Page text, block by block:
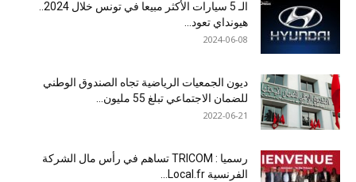
هيونداي تعود...
2024-06-08
ديون الجمعيات الرياضية تجاه الصندوق الوطني
للضمان الاجتماعي تبلغ 55 مليون...
2022-06-21
رسميا : TRICOM تساهم في رأس مال الشركة
الفرنسية Local.fr...